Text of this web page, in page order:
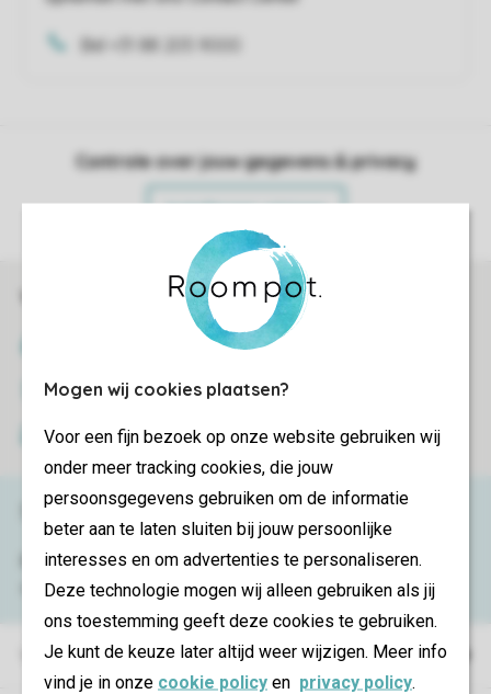
Mogen wij cookies plaatsen?
Voor een fijn bezoek op onze website gebruiken wij
onder meer tracking cookies, die jouw
persoonsgegevens gebruiken om de informatie
beter aan te laten sluiten bij jouw persoonlijke
interesses en om advertenties te personaliseren.
Deze technologie mogen wij alleen gebruiken als jij
ons toestemming geeft deze cookies te gebruiken.
Je kunt de keuze later altijd weer wijzigen. Meer info
vind je in onze cookie policy en privacy policy.
Bel +31 88 205 9000
Controle over jouw gegevens & privacy
Instellingen wijzigen
Veilig en snel online boeken
Veilige gegevensoverdracht
Veilige betaling
Vakantieparken
Service & contact
Bekijk deveelgestelde vragenof neem
contact op met hetContact Center .